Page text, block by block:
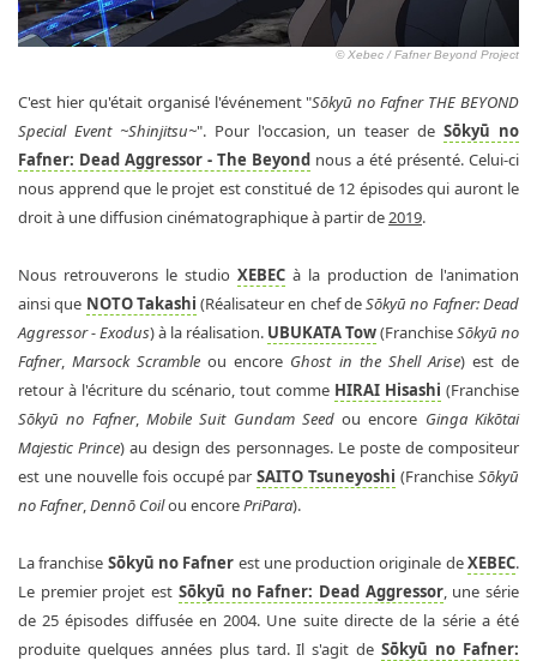
© Xebec / Fafner Beyond Project
C'est hier qu'était organisé l'événement "Sōkyū no Fafner THE BEYOND
Special Event ~Shinjitsu~". Pour l'occasion, un teaser deSōkyū no
Fafner: Dead Aggressor - The Beyond nous a été présenté. Celui-ci
nous apprend que le projet est constitué de 12 épisodes qui auront le
droit à une diffusion cinématographique à partir de2019.
Nous retrouverons le studio XEBEC à la production de l'animation
ainsi que NOTO Takashi (Réalisateur en chef deSōkyū no Fafner: Dead
Aggressor - Exodus) à la réalisation. UBUKATA Tow(FranchiseSōkyū no
Fafner,Marsock Scramble ou encore Ghost in the Shell Arise) est de
retour à l'écriture du scénario, tout comme HIRAI Hisashi (Franchise
Sōkyū no Fafner, Mobile Suit Gundam Seedou encore Ginga Kikōtai
Majestic Prince) au design des personnages. Le poste de compositeur
est une nouvelle fois occupé parSAITO Tsuneyoshi (FranchiseSōkyū
no Fafner,Dennō Coilou encorePriPara).
La franchise Sōkyū no Fafner est une production originale deXEBEC.
Le premier projet est Sōkyū no Fafner: Dead Aggressor, une série
de 25 épisodes diffusée en 2004. Une suite directe de la série a été
produite quelques années plus tard. Il s'agit deSōkyū no Fafner: